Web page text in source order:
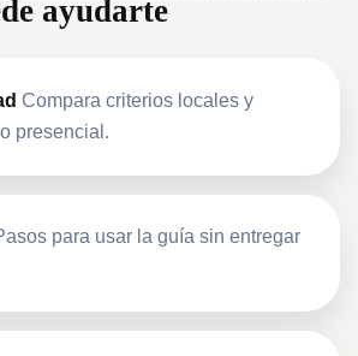
ayudarte
Compara criterios locales y
presencial.
para usar la guía sin entregar